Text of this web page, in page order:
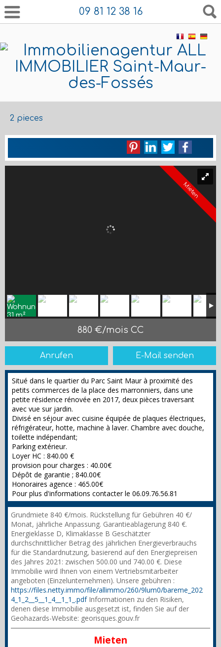
09 81 12 38 16
2 pieces
Mieten
880 €/mois CC
Anrufen E-Mail senden
Situé dans le quartier du Parc Saint Maur à proximité des
petits commerces de la place des marronniers, dans une
petite résidence rénovée en 2017, deux pièces traversant
avec vue sur jardin.
Divisé en séjour avec cuisine équipée de plaques électriques,
réfrigérateur, hotte, machine à laver. Chambre avec douche,
toilette indépendant;
Parking extérieur.
Loyer HC : 840.00 €
provision pour charges : 40.00€
Dépôt de garantie ; 840.00€
Honoraires agence : 465.00€
Pour plus d'informations contacter le 06.09.76.56.81
Grundmiete 840 €/mois. Rückstellung für Gebühren 40 €/
Monat, jährliche Anpassung. Garantieablagerung 840 €.
Energieklasse D, Klimaklasse B Geschätzter
durchschnittlicher Betrag des jährlichen Energieverbrauchs
für die Standardnutzung, basierend auf den Energiepreisen
des Jahres 2021: zwischen 500.00 und 740.00 €. Diese
Immobilie wird Ihnen von einem Vertriebsmitarbeiter
angeboten (Einzelunternehmen). Unsere gebühren :
https://files.netty.immo/file/allimmo/260/9lum0/bareme_202
4_1_2__5__1_4__1_1_.pdfInformationen zu den Risiken,
denen diese Immobilie ausgesetzt ist, finden Sie auf der
Geohazards-Website: georisques.gouv.fr
Mieten